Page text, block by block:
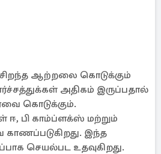
ஆற்றலை கொடுக்கும்
அதிகம் இருப்பதால்
கொடுக்கும்.
பி காம்ப்ளக்ஸ் மற்றும்
இந்த
செயல்பட உதவுகிறது.